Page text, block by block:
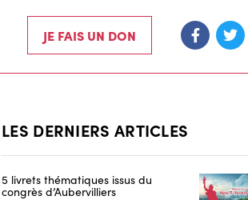
JE FAIS UN DON
LES DERNIERS ARTICLES
5 livrets thématiques issus du
congrès d’Aubervilliers